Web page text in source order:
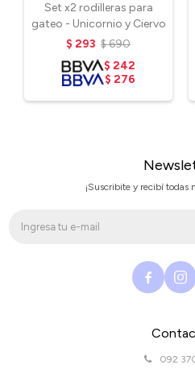
Set x2 rodilleras para
gateo - Unicornio y Ciervo
$ 293 $690
$ 242
$ 276
092
¡Suscribite y recibí todas
 